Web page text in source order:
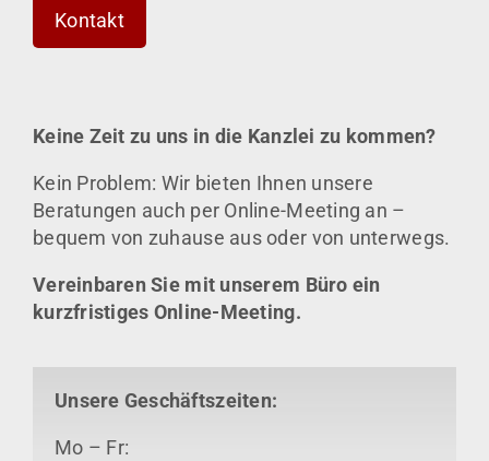
Kontakt
Keine Zeit zu uns in die Kanzlei zu kommen?
Kein Problem: Wir bieten Ihnen unsere
Beratungen auch per Online-Meeting an –
bequem von zuhause aus oder von unterwegs.
Vereinbaren Sie mit unserem Büro ein
kurzfristiges Online-Meeting.
Unsere Geschäftszeiten:
Mo – Fr: